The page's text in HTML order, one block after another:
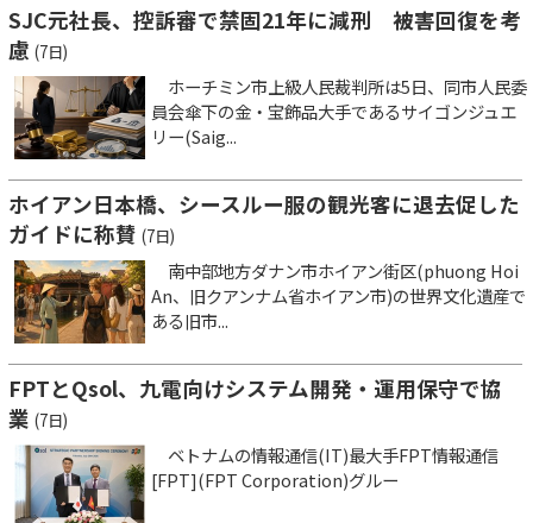
SJC元社長、控訴審で禁固21年に減刑 被害回復を考
慮 (7日)
ホーチミン市上級人民裁判所は5日、同市人民委
員会傘下の金・宝飾品大手であるサイゴンジュエ
リー(Saig...
ホイアン日本橋、シースルー服の観光客に退去促した
ガイドに称賛 (7日)
南中部地方ダナン市ホイアン街区(phuong Hoi
An、旧クアンナム省ホイアン市)の世界文化遺産で
ある旧市...
FPTとQsol、九電向けシステム開発・運用保守で協
業 (7日)
ベトナムの情報通信(IT)最大手FPT情報通信
[FPT](FPT Corporation)グルー